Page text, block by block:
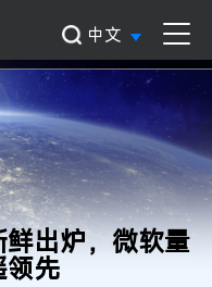
中文
出炉，微软量
领先